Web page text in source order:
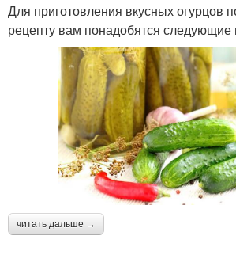
Для приготовления вкусных огурцов
рецепту вам понадобятся следующие
читать дальше →